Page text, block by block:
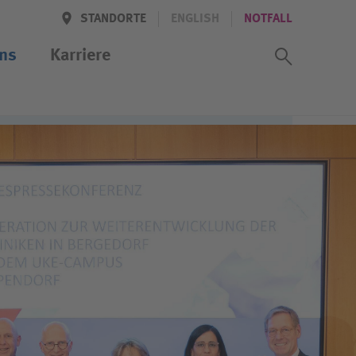
STANDORTE ENGLISH NOTFALL
Karriere